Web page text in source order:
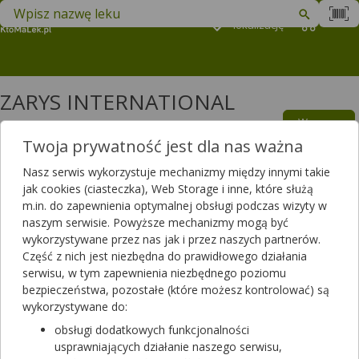
lokalizację
Znajdź lek w swojej okolicy
ZARYS INTERNATIONAL
GROUP SP. Z O.O. SP.K. –
leki oraz suplementy diety
Wszyscy
Filtrowanie
Filtrowanie
Wyniki wyszukiwania(647)
Wyczyść filtry
Nonvi Lux Kompresy niejałowe włókninowe
4 warstwowe 30G 10 x 10 cm
Twoja prywatność jest dla nas ważna
Nasz serwis wykorzystuje mechanizmy między innymi takie
jak cookies (ciasteczka), Web Storage i inne, które służą
m.in. do zapewnienia optymalnej obsługi podczas wizyty w
naszym serwisie. Powyższe mechanizmy mogą być
wykorzystywane przez nas jak i przez naszych partnerów.
Część z nich jest niezbędna do prawidłowego działania
serwisu, w tym zapewnienia niezbędnego poziomu
bezpieczeństwa, pozostałe (które możesz kontrolować) są
wykorzystywane do:
obsługi dodatkowych funkcjonalności
usprawniających działanie naszego serwisu,